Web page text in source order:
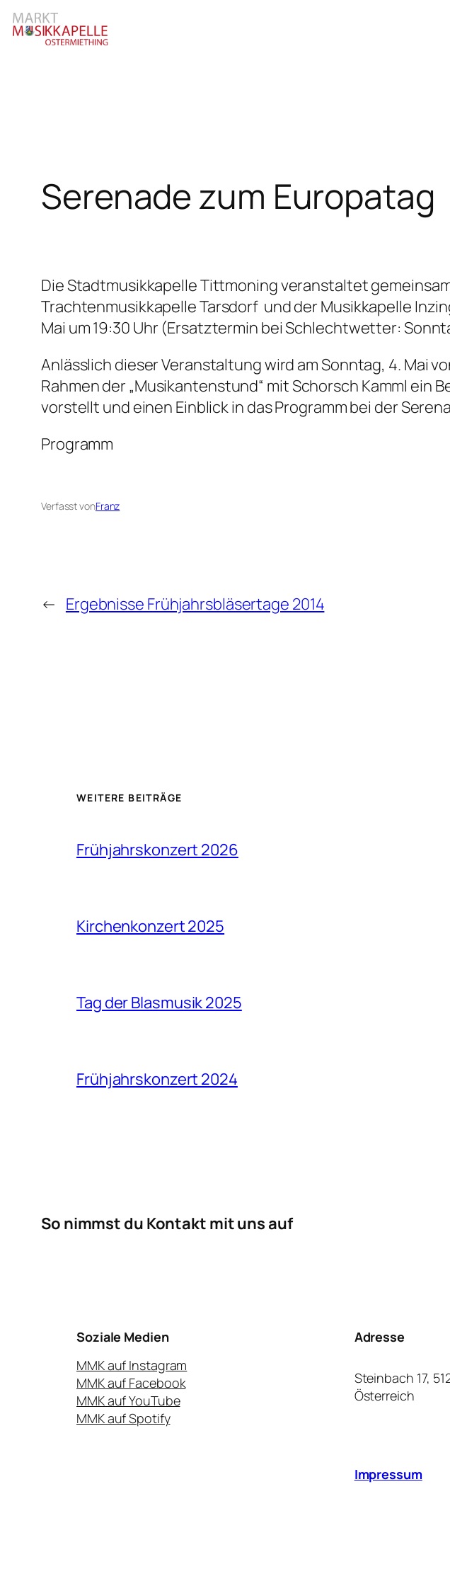
Zum
Inhalt
Serenade zum Europatag
Die Stadtmusikkapelle Tittmoning veranstaltet
Trachtenmusikkapelle Tarsdorf und der Musikkapelle
Mai um 19:30 Uhr (Ersatztermin bei Schlechtwetter:
Anlässlich dieser Veranstaltung wird am Sonntag, 4. Mai
Rahmen der „Musikantenstund“ mit Schorsch Kamml
vorstellt und einen Einblick in das Programm bei der
Programm
Verfasst vonFranz
← Ergebnisse Frühjahrsbläsertage 2014
WEITERE BEITRÄGE
Frühjahrskonzert 2026
Kirchenkonzert 2025
Tag der Blasmusik 2025
Frühjahrskonzert 2024
So nimmst du Kontakt mit uns auf
Soziale Medien
MMK auf Instagram
MMK auf Facebook
MMK auf YouTube
MMK auf Spotify
Adresse
Steinbach 17,
Österreich
Impressum